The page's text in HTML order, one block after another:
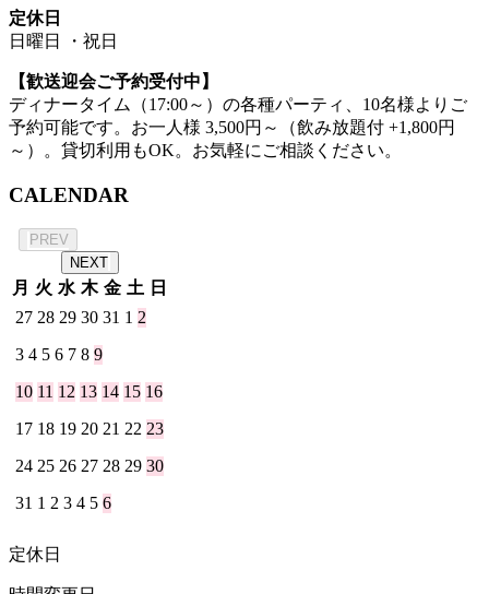
定休日
日曜日 ・祝日
【歓送迎会ご予約受付中】
ディナータイム（17:00～）の各種パーティ、10名様よりご
予約可能です。お一人様 3,500円～（飲み放題付 +1,800円
～）。貸切利用もOK。お気軽にご相談ください。
CALENDAR
PREV
NEXT
月 火 水 木 金 土 日
27 28 29 30 31 1 2
3 4 5 6 7 8 9
10 11 12 13 14 15 16
17 18 19 20 21 22 23
24 25 26 27 28 29 30
31 1 2 3 4 5 6
定休日